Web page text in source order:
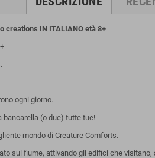
creations IN ITALIANO età 8+
ogni giorno.
bancarella (o due) tutte tue!
mondo di Creature Comforts.
sul fiume, attivando gli edifici che